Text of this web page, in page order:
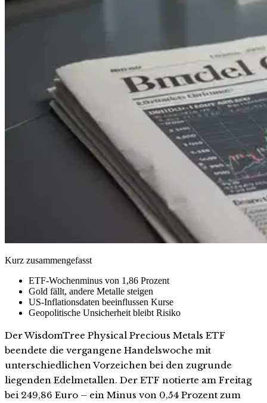
Kurz zusammengefasst
ETF-Wochenminus von 1,86 Prozent
Gold fällt, andere Metalle steigen
US-Inflationsdaten beeinflussen Kurse
Geopolitische Unsicherheit bleibt Risiko
Der WisdomTree Physical Precious Metals ETF
beendete die vergangene Handelswoche mit
unterschiedlichen Vorzeichen bei den zugrunde
liegenden Edelmetallen. Der ETF notierte am Freitag
bei 249,86 Euro – ein Minus von 0,54 Prozent zum